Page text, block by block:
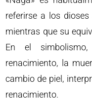
referirse a los
mientras que su
En el
renacimiento, la
cambio de piel,
renacimiento.